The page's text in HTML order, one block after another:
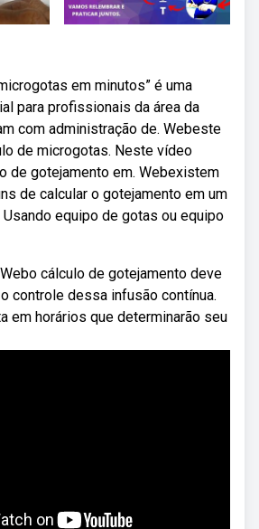
em minutos” é uma
para profissionais da área da
com administração de. Webeste
de microgotas. Neste vídeo
de gotejamento em. Webexistem
de calcular o gotejamento em um
equipo de gotas ou equipo
cálculo de gotejamento deve
controle dessa infusão contínua.
em horários que determinarão seu